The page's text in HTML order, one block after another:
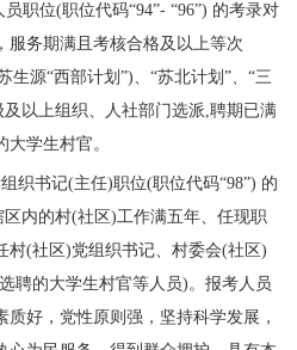
位(职位代码“94”- “96”) 的考录对
服务期满且考核合格及以上等次
生源“西部计划”)、“苏北计划”、“三
以上组织、人社部门选派,聘期已满
学生村官。
书记(主任)职位(职位代码“98”) 的
内的村(社区)工作满五年、任现职
村(社区)党组织书记、村委会(社区)
聘的大学生村官等人员)。报考人员
好，党性原则强，坚持科学发展，